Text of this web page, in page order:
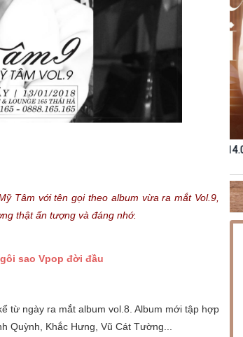
Tâm với tên gọi theo album vừa ra mắt Vol.9,
thật ấn tượng và đáng nhớ.
sao Vpop đời đầu
từ ngày ra mắt album vol.8. Album mới tập hợp
Quỳnh, Khắc Hưng, Vũ Cát Tường...